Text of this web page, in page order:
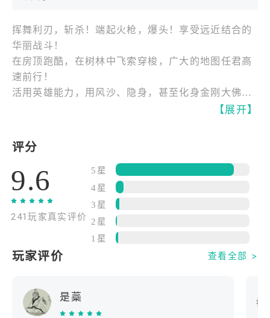
挥舞利刃，斩杀！端起火枪，爆头！享受远近结合的
华丽战斗！
在房顶跑酷，在树林中飞索穿梭，广大的地图任君高
速前行！
活用英雄能力，用风沙、隐身，甚至化身金刚大佛碾
【无拘战斗革命】
——不只是近战！
当冷兵器加入生存竞技，所有逻辑都将发生变化！
战场层次、角色设计、飞索的加入、复活方式、局内
成长……
享受刀刀入肉的冷兵器挥砍与百步穿杨的远距离战斗
吧！
从大佛掌心，到崇山之巅
从铁索悬棺，到矿道纵横
【展开】
评分
9.6
241玩家真实评价
5星
4星
3星
2星
1星
玩家评价 查看全部 >
是蘂